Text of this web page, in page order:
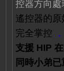
控器方向處
遙控器的
完全掌控 ，
支援 HIP
同時小弟